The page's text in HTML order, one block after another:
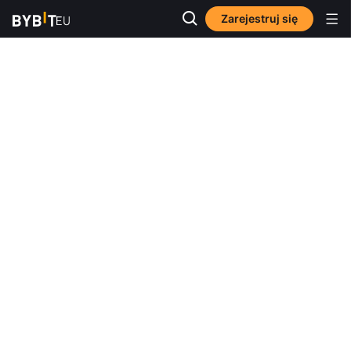
Zarejestruj się